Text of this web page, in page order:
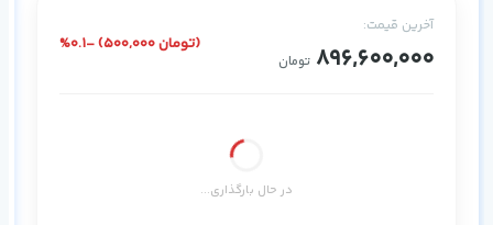
آخرین قیمت:
896,600,000 تومان
%0.1- (500,000 تومان)
در حال بارگذاری...